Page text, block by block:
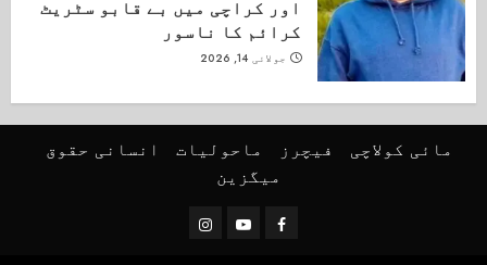
اور کراچی میں بے قابو سٹریٹ
کرائم کا ناسور
جولائی 14, 2026
مائی کولاچی فیچرز ماحولیات
انسانی حقوق
میگزین
Facebook
Youtube
Instagram